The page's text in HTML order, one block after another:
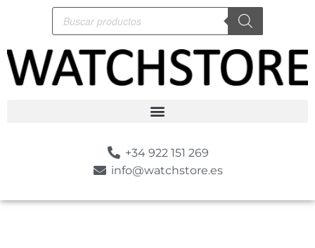
+34 922 151 269
info@watchstore.es